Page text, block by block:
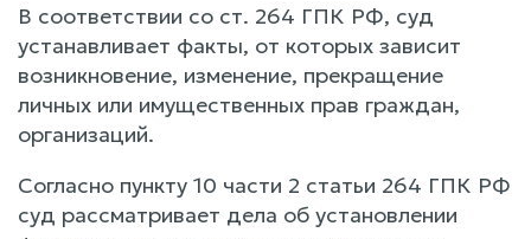
В соответствии со ст. 264 ГПК РФ, суд
устанавливает факты, от которых зависит
возникновение, изменение, прекращение
личных или имущественных прав граждан,
организаций.
Согласно пункту 10 части 2 статьи 264 ГПК РФ
суд рассматривает дела об установлении